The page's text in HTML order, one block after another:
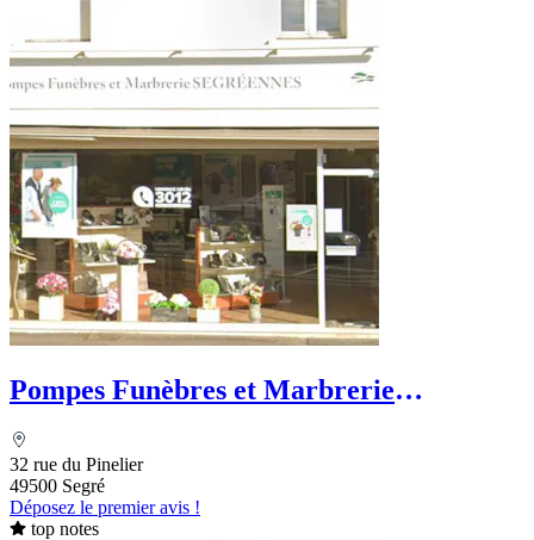
Pompes Funèbres et Marbrerie
32 rue du Pinelier
49500 Segré
Déposez le premier avis !
top notes